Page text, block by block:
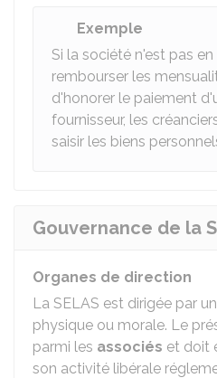
Exemple
Si la société n'est pas
rembourser les
d'honorer le paiement
fournisseur, les
saisir les biens
Gouvernance de la
Organes de direction
La SELAS est dirigée par un
physique ou morale. Le
parmi les associés et doit
son activité libérale